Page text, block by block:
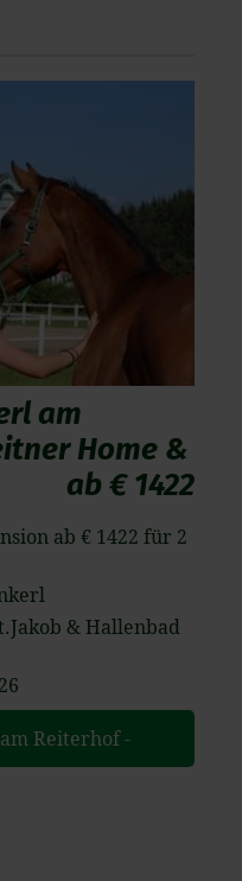
am
Home &
ab € 1422
ab € 1422 für 2
& Hallenbad
Reiterhof -